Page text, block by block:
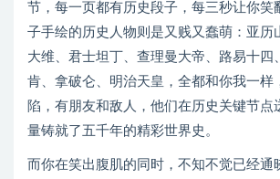
节，每一页都有历史段子，每三秒让你笑
子手绘的历史人物则是又贱又蠢萌：亚历
大维、君士坦丁、查理曼大帝、路易十四
肯、拿破仑、明治天皇，全都和你我一样
陷，有朋友和敌人，他们在历史关键节点
量铸就了五千年的精彩世界史。
而你在笑出腹肌的同时，不知不觉已经通